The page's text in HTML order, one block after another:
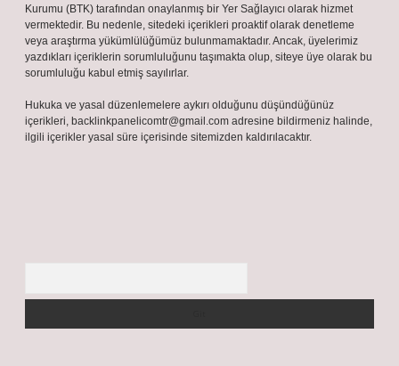
Kurumu (BTK) tarafından onaylanmış bir Yer Sağlayıcı olarak hizmet
vermektedir. Bu nedenle, sitedeki içerikleri proaktif olarak denetleme
veya araştırma yükümlülüğümüz bulunmamaktadır. Ancak, üyelerimiz
yazdıkları içeriklerin sorumluluğunu taşımakta olup, siteye üye olarak bu
sorumluluğu kabul etmiş sayılırlar.
Hukuka ve yasal düzenlemelere aykırı olduğunu düşündüğünüz
içerikleri, backlinkpanelicomtr@gmail.com adresine bildirmeniz halinde,
ilgili içerikler yasal süre içerisinde sitemizden kaldırılacaktır.